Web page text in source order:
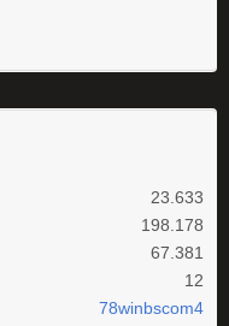
23.633
198.178
67.381
12
78winbscom4